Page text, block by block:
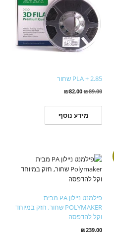
PLA + 2.85 שחור
₪89.00
₪82.00
מידע נוסף
פילמנט ניילון PA מבית
POLYMAKER שחור, חזק במיוחד
וקל להדפסה
₪239.00